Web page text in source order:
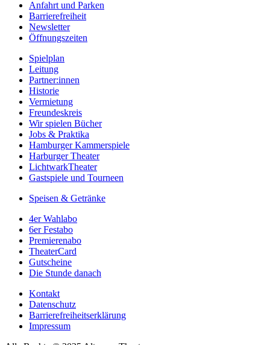
Anfahrt und Parken
Barrierefreiheit
Newsletter
Öffnungszeiten
Spielplan
Leitung
Partner:innen
Historie
Vermietung
Freundeskreis
Wir spielen Bücher
Jobs & Praktika
Hamburger Kammerspiele
Harburger Theater
LichtwarkTheater
Gastspiele und Tourneen
Speisen & Getränke
4er Wahlabo
6er Festabo
Premierenabo
TheaterCard
Gutscheine
Die Stunde danach
Kontakt
Datenschutz
Barrierefreiheitserklärung
Impressum